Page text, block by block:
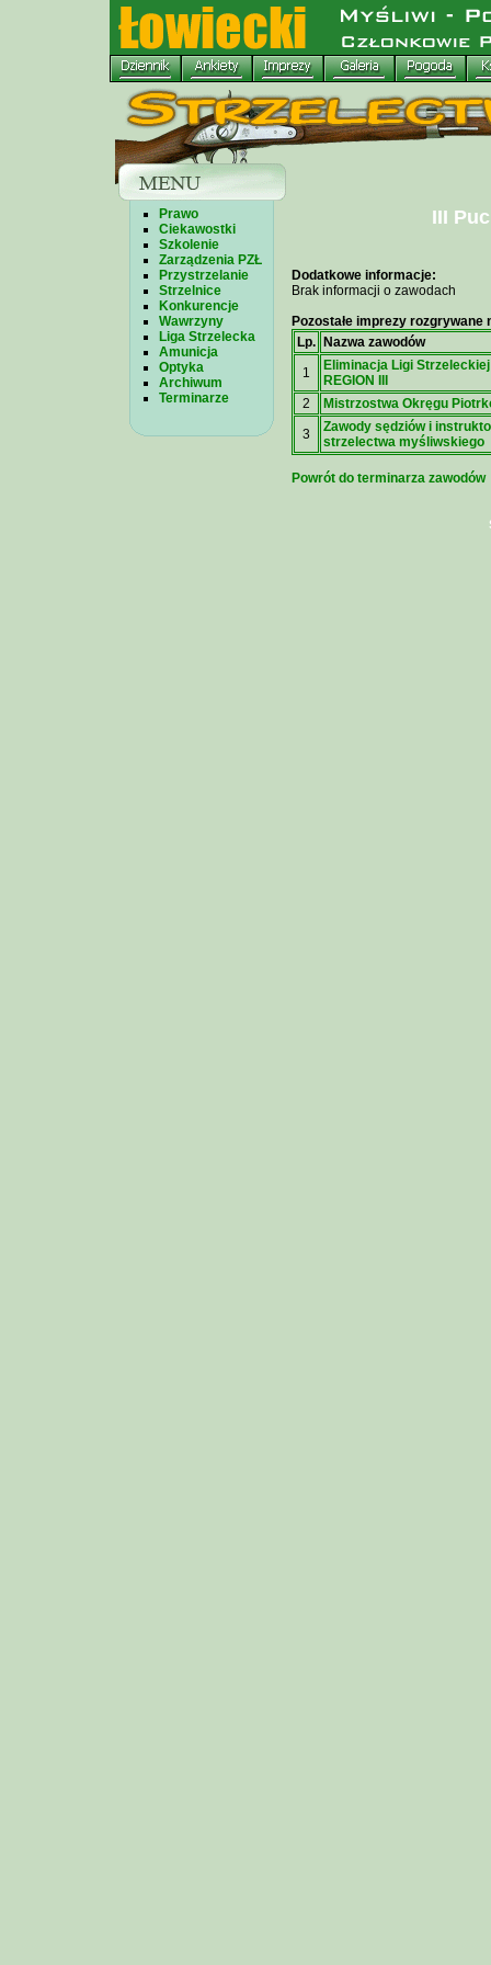
Prawo
Ciekawostki
Szkolenie
Zarządzenia PZŁ
Przystrzelanie
Strzelnice
Konkurencje
Wawrzyny
Liga Strzelecka
Amunicja
Optyka
Archiwum
Terminarze
III
Dodatkowe informacje:
Brak informacji o zawodach
Pozostałe imprezy rozgrywane
Lp.
Nazwa zawodów
1
Eliminacja Ligi
REGION III
2
Mistrzostwa Okręgu
3
Zawody sędziów i
strzelectwa myśliwskiego
Powrót do terminarza zawodów